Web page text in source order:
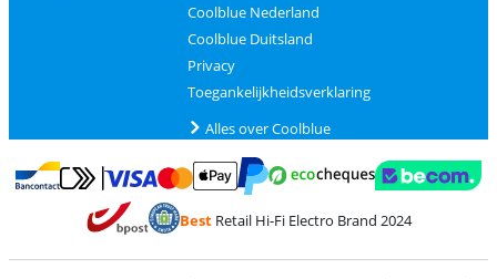
Coolblue Nederland
Coolblue Duitsland
Privacy
Toegankelijkheidsverklaring
Alles over Coolblue
Betalen met Bancontact
Betalen met MasterCard en Visa via ClickToPay
Betalen met PayPal
BestRetail Hi-Fi Electro Brand 2024